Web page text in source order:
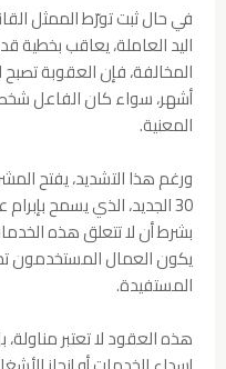
في حال ثبت تورّط الممثل
اليد العاملة، يعاقب بخطية
المخالفة، فإن العقوبة
أشهر، سواء كان الفاعل
المعنية.
ورغم هذا التشديد، يفتح
30 الجديد، الذي يسمح
بشرط أن لا تتعلق هذه
يكون العمال المستخدمون
المستفيدة.
هذه العقود لا تعتبر